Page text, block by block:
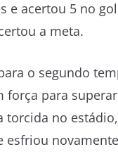
e acertou 5 no
a meta.
o segundo
força para
no
esfriou